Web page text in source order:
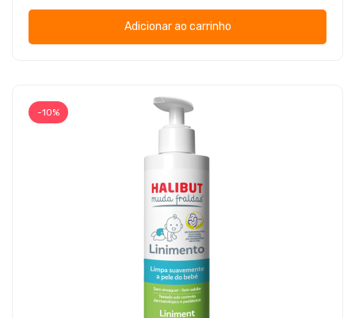
Adicionar ao carrinho
-10%